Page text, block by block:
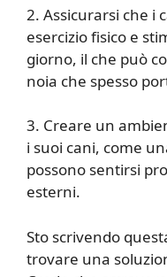
2. Assicurarsi che i
esercizio fisico e
giorno, il che può
noia che spesso
3. Creare un
i suoi cani, come
possono sentirsi
esterni.
Sto scrivendo
trovare una